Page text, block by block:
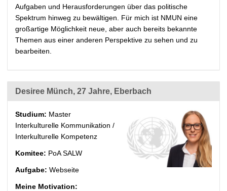
Aufgaben und Herausforderungen über das politische
Spektrum hinweg zu bewältigen. Für mich ist NMUN eine
großartige Möglichkeit neue, aber auch bereits bekannte
Themen aus einer anderen Perspektive zu sehen und zu
bearbeiten.
Desiree Münch, 27 Jahre, Eberbach
Studium: Master
Interkulturelle Kommunikation /
Interkulturelle Kompetenz
Komitee: PoA SALW
Aufgabe: Webseite
Meine Motivation: